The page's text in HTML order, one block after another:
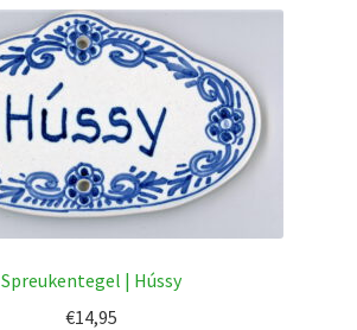
Spreukentegel | Hússy
€14,95